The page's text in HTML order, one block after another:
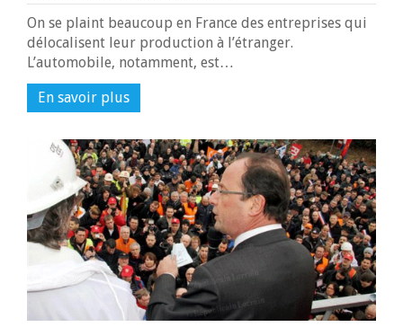
On se plaint beaucoup en France des entreprises qui
délocalisent leur production à l’étranger.
L’automobile, notamment, est…
En savoir plus